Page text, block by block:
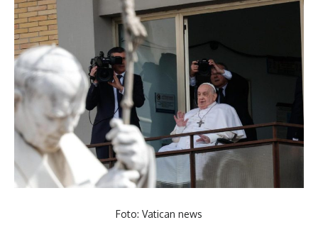
Foto: Vatican news